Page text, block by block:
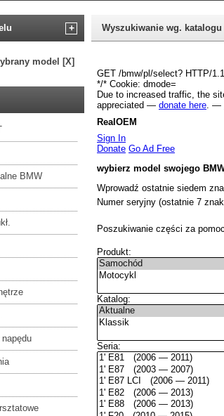
+
model [X]
BMW
Wyszukiwanie wg. katalogu